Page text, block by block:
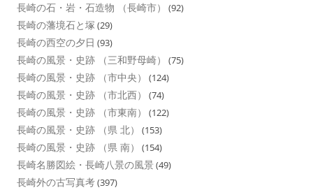
長崎の石・岩・石造物 （長崎市） (92)
長崎の藩境石と塚 (29)
長崎の西空の夕日 (93)
長崎の風景・史跡 （三和野母崎） (75)
長崎の風景・史跡 （市中央） (124)
長崎の風景・史跡 （市北西） (74)
長崎の風景・史跡 （市東南） (122)
長崎の風景・史跡 （県 北） (153)
長崎の風景・史跡 （県 南） (154)
長崎名勝図絵・長崎八景の風景 (49)
長崎外の古写真考(397)